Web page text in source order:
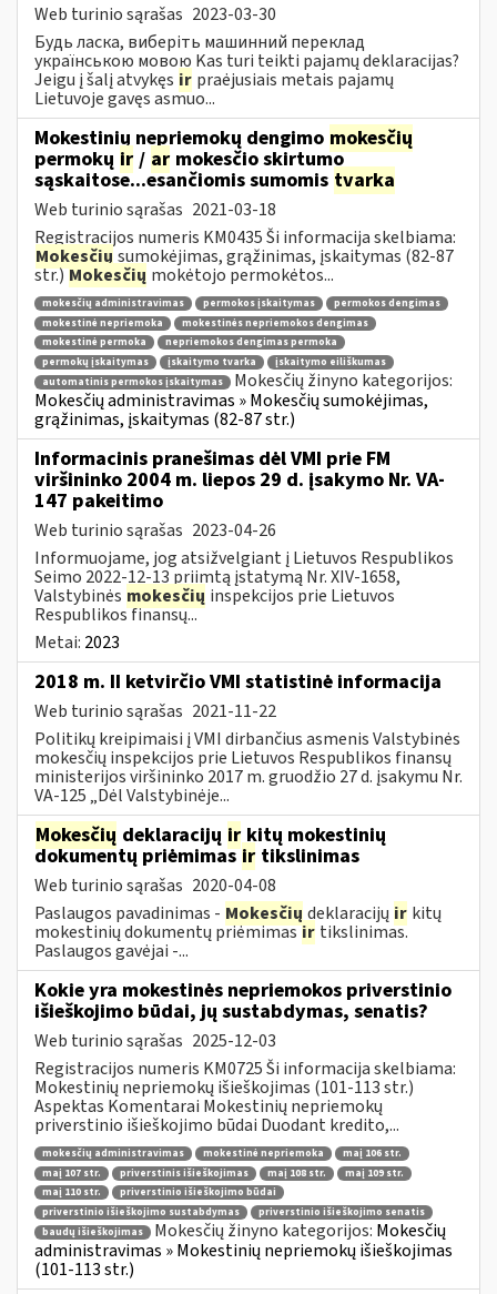
Web turinio sąrašas 2023-03-30
Будь ласка, виберіть машинний переклад
українською мовою Kas turi teikti pajamų deklaracijas?
Jeigu į šalį atvykęs ir praėjusiais metais pajamų
Lietuvoje gavęs asmuo...
Mokestinių nepriemokų dengimo mokesčių
permokų ir / ar mokesčio skirtumo
sąskaitose...esančiomis sumomis tvarka
Web turinio sąrašas 2021-03-18
Registracijos numeris KM0435 Ši informacija skelbiama:
Mokesčių sumokėjimas, grąžinimas, įskaitymas (82-87
str.)Mokesčių mokėtojo permokėtos...
mokesčių administravimas permokos įskaitymas
permokos dengimas
mokestinė nepriemoka
mokestinės nepriemokos dengimas
mokestinė permoka
nepriemokos dengimas permoka
permokų įskaitymas
įskaitymo tvarka
įskaitymo eiliškumas
automatinis permokos įskaitymas
Mokesčių žinyno kategorijos:
Mokesčių administravimas » Mokesčių sumokėjimas,
grąžinimas, įskaitymas (82-87 str.)
Informacinis pranešimas dėl VMI prie FM
viršininko 2004 m. liepos 29 d. įsakymo Nr. VA-
147 pakeitimo
Web turinio sąrašas 2023-04-26
Informuojame, jog atsižvelgiant į Lietuvos Respublikos
Seimo 2022-12-13 priimtą įstatymą Nr. XIV-1658,
Valstybinės mokesčių inspekcijos prie Lietuvos
Respublikos finansų...
Metai: 2023
2018 m. II ketvirčio VMI statistinė informacija
Web turinio sąrašas 2021-11-22
Politikų kreipimaisi į VMI dirbančius asmenis Valstybinės
mokesčių inspekcijos prie Lietuvos Respublikos finansų
ministerijos viršininko 2017 m. gruodžio 27 d. įsakymu Nr.
VA-125 „Dėl Valstybinėje...
Mokesčių deklaracijų ir kitų mokestinių
dokumentų priėmimasir tikslinimas
Web turinio sąrašas 2020-04-08
Paslaugos pavadinimas - Mokesčių deklaracijų ir kitų
mokestinių dokumentų priėmimasir tikslinimas.
Paslaugos gavėjai -...
Kokie yra mokestinės nepriemokos priverstinio
išieškojimo būdai, jų sustabdymas, senatis?
Web turinio sąrašas 2025-12-03
Registracijos numeris KM0725 Ši informacija skelbiama:
Mokestinių nepriemokų išieškojimas (101-113 str.)
Aspektas Komentarai Mokestinių nepriemokų
priverstinio išieškojimo būdai Duodant kredito,...
mokesčių administravimas mokestinė nepriemoka
maį 106 str.
maį 107 str.
priverstinis išieškojimas maį 108 str.
maį 109 str.
maį 110 str.
priverstinio išieškojimo būdai
priverstinio išieškojimo sustabdymas
priverstinio išieškojimo senatis
baudų išieškojimas
Mokesčių žinyno kategorijos: Mokesčių
administravimas » Mokestinių nepriemokų išieškojimas
(101-113 str.)